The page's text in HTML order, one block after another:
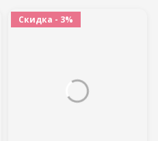
Расстояние 1200 М
Скидка - 3%